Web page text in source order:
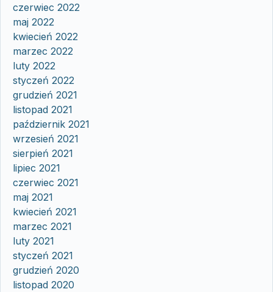
czerwiec 2022
maj 2022
kwiecień 2022
marzec 2022
luty 2022
styczeń 2022
grudzień 2021
listopad 2021
październik 2021
wrzesień 2021
sierpień 2021
lipiec 2021
czerwiec 2021
maj 2021
kwiecień 2021
marzec 2021
luty 2021
styczeń 2021
grudzień 2020
listopad 2020